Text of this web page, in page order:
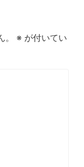
※ が付いてい